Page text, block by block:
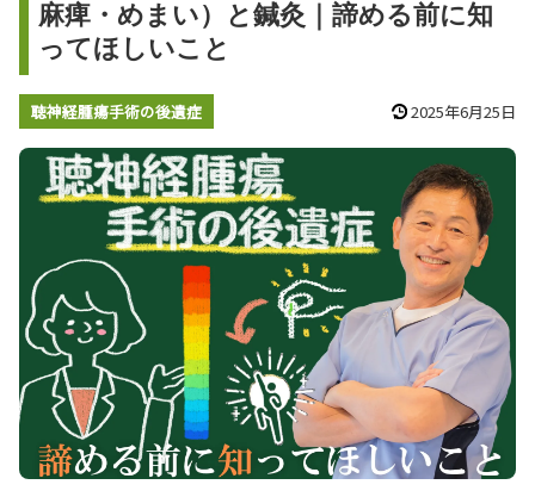
麻痺・めまい）と鍼灸｜諦める前に知
ってほしいこと
聴神経腫瘍手術の後遺症 2025年6月25日